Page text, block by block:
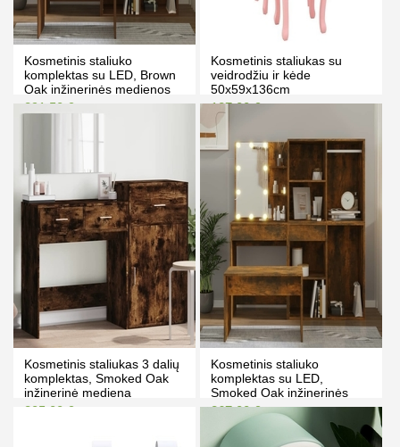
Kosmetinis staliuko
komplektas su LED, Brown
Oak inžinerinės medienos
291.50 €
Kosmetinis staliukas su
veidrodžiu ir kėde
50x59x136cm
127.00 € 179.00 €
PIRKTI
Kosmetinis staliukas 3 dalių
komplektas, Smoked Oak
inžinerinė mediena
205.00 €
Kosmetinis staliuko
komplektas su LED,
Smoked Oak inžinerinės
medienos
267.00 €
Kaina prisijungus
277.00 €